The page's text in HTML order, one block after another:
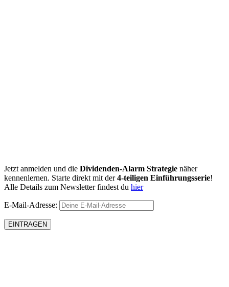
Jetzt anmelden und die Dividenden-Alarm Strategie näher
kennenlernen. Starte direkt mit der4-teiligen Einführungsserie!
Alle Details zum Newsletter findest du hier
E-Mail-Adresse: